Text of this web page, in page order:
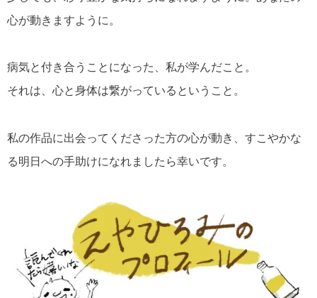
心が動きますように。
病気と付き合うことになった、私が学んだこと。
それは、心と身体は繋がっているということ。
私の作品に出会ってくださった方の心が動き、すこやかな
る明日への手助けになれましたら幸いです。